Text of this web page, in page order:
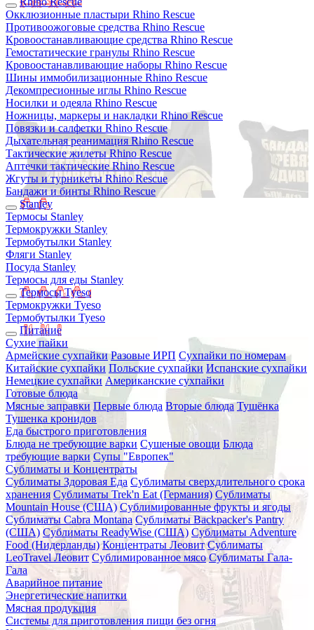
Окклюзионные пластыри Rhino Rescue
Противоожоговые средства Rhino Rescue
Кровоостанавливающие средства Rhino Rescue
Гемостатические гранулы Rhino Rescue
Кровоостанавливающие наборы Rhino Rescue
Шины иммобилизационные Rhino Rescue
Декомпресионные иглы Rhino Rescue
Носилки и одеяла Rhino Rescue
Ножницы, маркеры и накладки Rhino Rescue
Повязки и салфетки Rhino Rescue
Дыхательная реанимация Rhino Rescue
Тактические жилеты Rhino Rescue
Аптечки тактические Rhino Rescue
Жгуты и турникеты Rhino Rescue
Бандажи и бинты Rhino Rescue
Stanley
Термосы Stanley
Термокружки Stanley
Термобутылки Stanley
Фляги Stanley
Посуда Stanley
Термосы для еды Stanley
Термосы Tyeso
Термокружки Tyeso
Термобутылки Tyeso
Питание
Сухие пайки
Армейские сухпайки Разовые ИРП Сухпайки по номерам
Китайские сухпайки Польские сухпайки Испанские сухпайки
Немецкие сухпайки Американские сухпайки
Готовые блюда
Мясные заправки Первые блюда Вторые блюда Тушёнка
Тушенка кронидов
Еда быстрого приготовления
Блюда не требующие варки Сушеные овощи Блюда
требующие варки Супы "Европек"
Сублиматы и Концентраты
Сублиматы Здоровая Еда Сублиматы сверхдлительного срока
хранения Сублиматы Trek'n Eat (Германия) Сублиматы
Mountain House (США) Сублимированные фрукты и ягоды
Сублиматы Cabra Montana Сублиматы Backpacker's Pantry
(США) Сублиматы ReadyWise (США) Сублиматы Adventure
Food (Нидерланды) Концентраты Леовит Сублиматы
LeoTravel Леовит Сублимированное мясо Сублиматы Гала-
Гала
Аварийное питание
Энергетические напитки
Мясная продукция
Системы для приготовления пищи без огня